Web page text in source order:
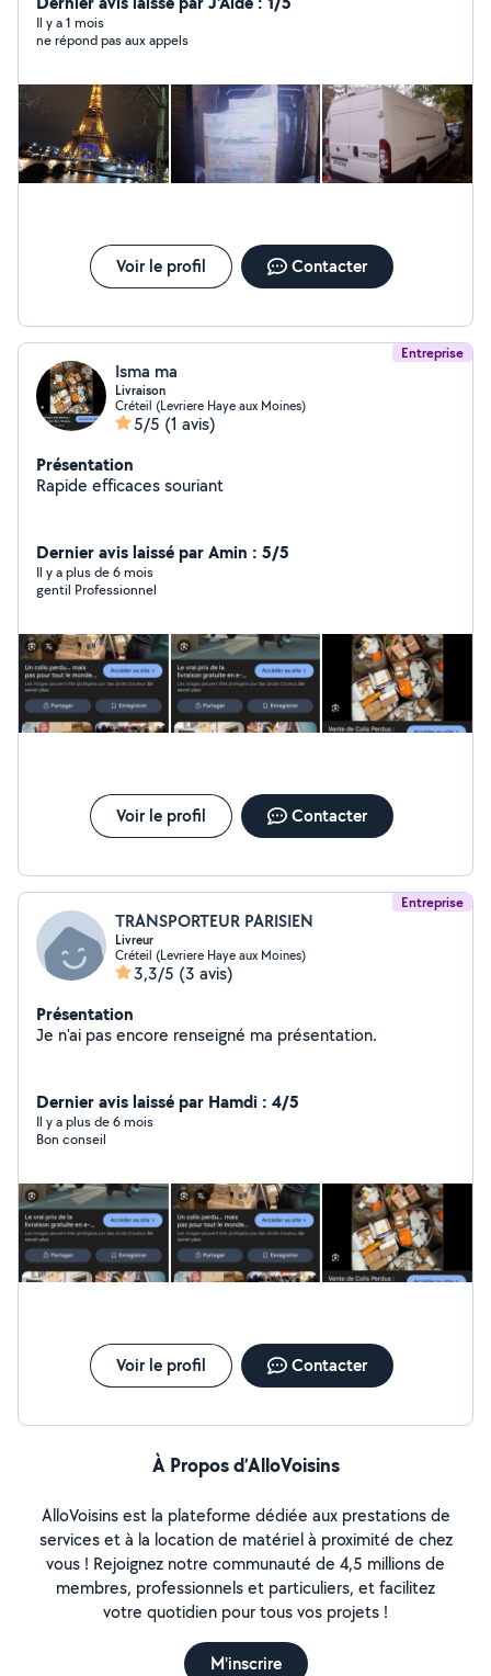
Il y a 1 mois
ne répond pas aux appels
Voir le profil Contacter
Entreprise
Isma ma
Livraison
Créteil (Levriere Haye aux Moines)
5/5 (1 avis)
Présentation
Rapide efficaces souriant
Dernier avis laissé par Amin : 5/5
Il y a plus de 6 mois
gentil Professionnel
Voir le profil Contacter
Entreprise
TRANSPORTEUR PARISIEN
Livreur
Créteil (Levriere Haye aux Moines)
3,3/5 (3 avis)
Présentation
Je n'ai pas encore renseigné ma présentation.
Dernier avis laissé par Hamdi : 4/5
Il y a plus de 6 mois
Bon conseil
Voir le profil Contacter
À Propos d’AlloVoisins
AlloVoisins est la plateforme dédiée aux prestations de
services et à la location de matériel à proximité de chez
vous ! Rejoignez notre communauté de 4,5 millions de
membres, professionnels et particuliers, et facilitez
votre quotidien pour tous vos projets !
M'inscrire